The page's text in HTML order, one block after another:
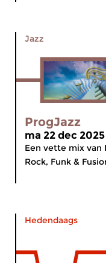
Jazz
ProgJazz
ma 22 dec
Een vette mix van
Rock, Funk &
Hedendaags